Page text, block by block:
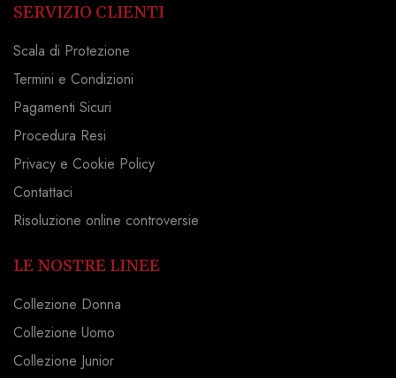
SERVIZIO CLIENTI
Scala di Protezione
Termini e Condizioni
Pagamenti Sicuri
Procedura Resi
Privacy e Cookie Policy
Contattaci
Risoluzione online controversie
LE NOSTRE LINEE
Collezione Donna
Collezione Uomo
Collezione Junior